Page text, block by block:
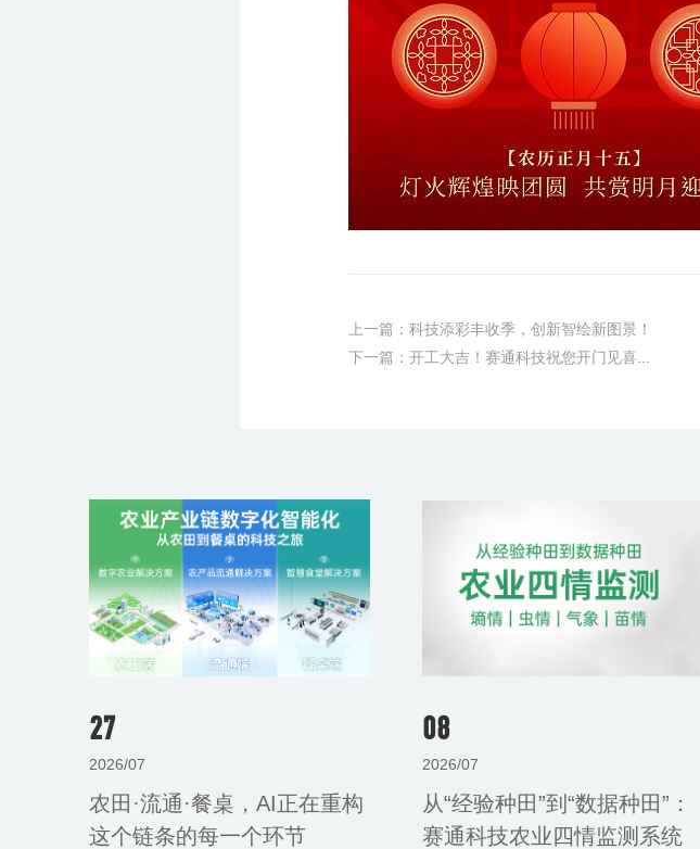
上一篇：科技添彩丰收季，创新智绘新图景！
下一篇：开工大吉！赛通科技祝您开门见喜，马到成功！
27
2026/07
农田·流通·餐桌，AI正在重构
这个链条的每一个环节
08
2026/07
从“经验种田”到“数据种田”：
赛通科技农业四情监测系统